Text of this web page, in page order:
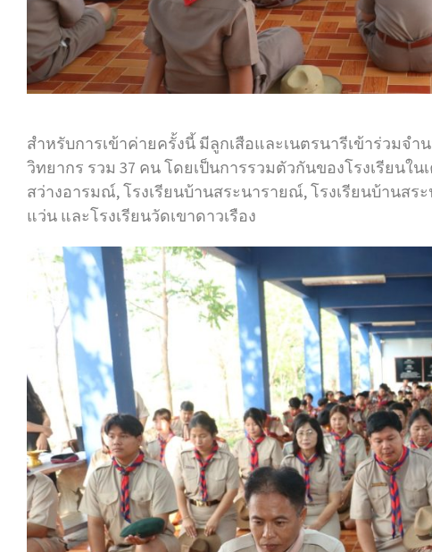
สำหรับการเข้าค่ายครั้งนี้ มีลูกเสือและเนตรนารีเข้าร่วมจ
วิทยากร รวม 37 คน โดยเป็นการรวมตัวกันของโรงเรียนใ
สว่างอารมณ์, โรงเรียนบ้านสระนารายณ์, โรงเรียนบ้านส
แว่น และโรงเรียนวัดเขาดาวเรือง